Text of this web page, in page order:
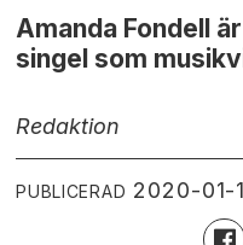
Amanda Fondell
singel som
Redaktion
PUBLICERAD 2020-01-